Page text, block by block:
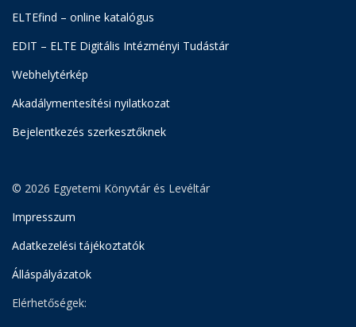
ELTEfind – online katalógus
EDIT – ELTE Digitális Intézményi Tudástár
Webhelytérkép
Akadálymentesítési nyilatkozat
Bejelentkezés szerkesztőknek
© 2026 Egyetemi Könyvtár és Levéltár
Impresszum
Adatkezelési tájékoztatók
Álláspályázatok
Elérhetőségek: